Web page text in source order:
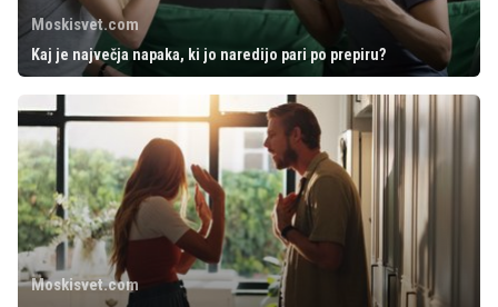
Moskisvet.com
Kaj je največja napaka, ki jo naredijo pari po prepiru?
Moskisvet.com